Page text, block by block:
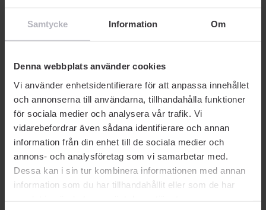
Samtycke Information Om
Denna webbplats använder cookies
Vi använder enhetsidentifierare för att anpassa innehållet
och annonserna till användarna, tillhandahålla funktioner
för sociala medier och analysera vår trafik. Vi
vidarebefordrar även sådana identifierare och annan
information från din enhet till de sociala medier och
annons- och analysföretag som vi samarbetar med.
Dessa kan i sin tur kombinera informationen med annan
information som du har tillhandahållit eller som de har
Allt du behöver veta om
hårvård och kroppsvård ...
AUKTORISERAD ÅTERFÖRSÄLJARE